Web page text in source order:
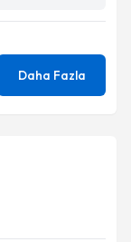
Daha Fazla